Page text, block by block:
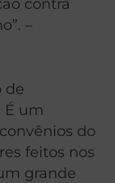
contra
–
de
É um
do
feitos nos
grande